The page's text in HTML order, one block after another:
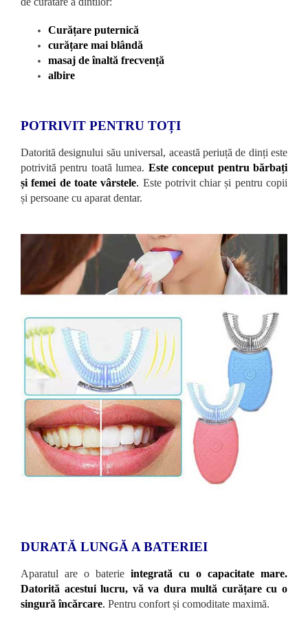
Curățare puternică
curățare mai blândă
masaj de înaltă frecvență
albire
POTRIVIT PENTRU TOȚI
Datorită designului său universal, această periuță de dinți este
potrivită pentru toată lumea. Este conceput pentru bărbați
și femei de toate vârstele. Este potrivit chiar și pentru copii
și persoane cu aparat dentar.
DURATĂ LUNGĂ A BATERIEI
Aparatul are o baterie integrată cu o capacitate mare.
Datorită acestui lucru, vă va dura multă curățare cu o
singură încărcare. Pentru confort și comoditate maximă.